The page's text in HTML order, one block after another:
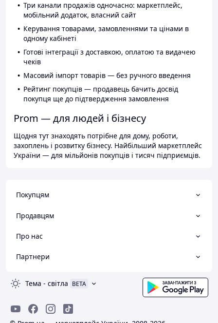
Три канали продажів одночасно: маркетплейс,
мобільний додаток, власний сайт
Керування товарами, замовленнями та цінами в
одному кабінеті
Готові інтеграції з доставкою, оплатою та видачею
чеків
Масовий імпорт товарів — без ручного введення
Рейтинг покупців — продавець бачить досвід
покупця ще до підтвердження замовлення
Prom — для людей і бізнесу
Щодня тут знаходять потрібне для дому, роботи,
захоплень і розвитку бізнесу. Найбільший маркетплейс
України — для мільйонів покупців і тисяч підприємців.
Покупцям
Продавцям
Про нас
Партнери
Тема - світла BETA